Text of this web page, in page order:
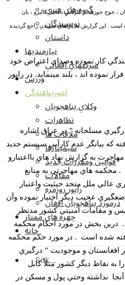
گروه هاي هنري
نويسندگان
داستان
نيازمنديها
شرکتهاي افغاني
ورزش
امورپناهندگي
وکلاي پناهجويان
تظاهرات
ملاقات ها
سيمينارها
قوانين ومقررات جديد
مقالات
راپور روزمره
درمورد پناهجويان افغان
چهره های ممتاز
خانه
Sök
efter:
، جوج جوزف ار کارتاس ، دانيل کاليرو ، يان
است . اين گزارش به پارلمان سويدن راجع گرديده
کار نموده وصداي اعتراض خود
نموده اند ، بلند مينمايد. در راپور
مسلحانه ” در عراق اشاره
بيانگر عدم کارآيي سيستم جديد
به گزارش نهاد هاي بااعتبارو
. محکمه هاي مهاجرتي به منابع
عالي ملل متحد حيثيت واعتبار
عجيب ديگر اختيار نموده وآن
و مقامات امنيتي کشور مدنظر
درين بخش در مورد احکام محکمه
شده است
. در مورد حکم محکمه
افغانستان و موجوديت ” درگيري
به نقاط ديگر کشور مثلاٌ کابل
نداشته وحتي پول و مسکن در